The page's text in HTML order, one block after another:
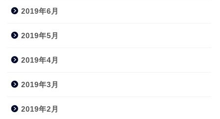
2019年6月
2019年5月
2019年4月
2019年3月
2019年2月